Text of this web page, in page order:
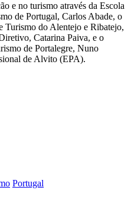
e no turismo através da Escola
de Portugal, Carlos Abade, o
Turismo do Alentejo e Ribatejo,
Catarina Paiva, e o
de Portalegre, Nuno
de Alvito (EPA).
Portugal